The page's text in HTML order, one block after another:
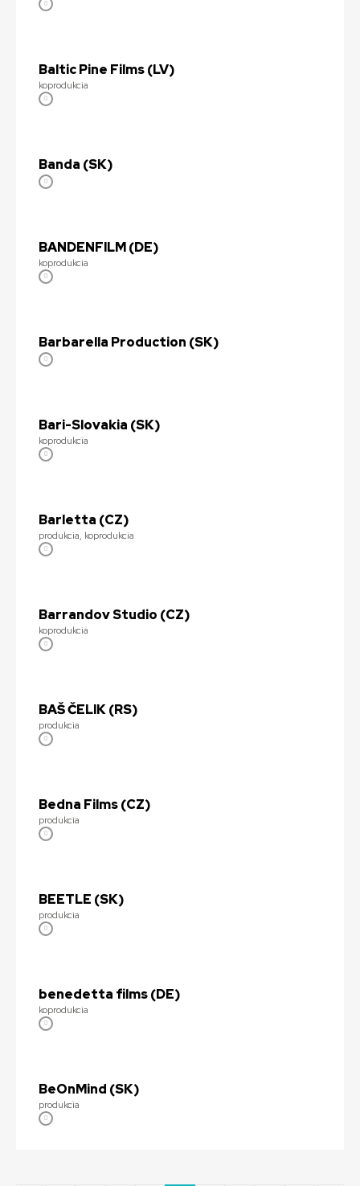
Baltic Pine Films (LV)
koprodukcia
Banda (SK)
BANDENFILM (DE)
koprodukcia
Barbarella Production (SK)
Bari-Slovakia (SK)
koprodukcia
Barletta (CZ)
produkcia, koprodukcia
Barrandov Studio (CZ)
koprodukcia
BAŠ ČELIK (RS)
produkcia
Bedna Films (CZ)
produkcia
BEETLE (SK)
produkcia
benedetta films (DE)
koprodukcia
BeOnMind (SK)
produkcia